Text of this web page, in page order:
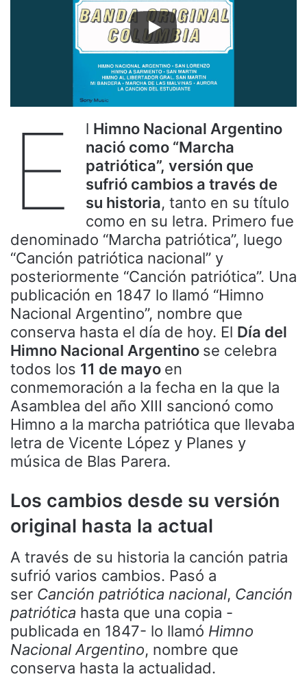
E l Himno Nacional Argentino
nació como “Marcha
patriótica”, versión que
sufrió cambios a través de
su historia, tanto en su título
como en su letra. Primero fue
denominado “Marcha patriótica”, luego
“Canción patriótica nacional” y
posteriormente “Canción patriótica”. Una
publicación en 1847 lo llamó “Himno
Nacional Argentino”, nombre que
conserva hasta el día de hoy. El Día del
Himno Nacional Argentino se celebra
todos los 11 de mayo en
conmemoración a la fecha en la que la
Asamblea del año XIII sancionó como
Himno a la marcha patriótica que llevaba
letra de Vicente López y Planes y
música de Blas Parera.
Los cambios desde su versión
original hasta la actual
A través de su historia la canción patria
sufrió varios cambios. Pasó a
ser Canción patriótica nacional, Canción
patriótica hasta que una copia -
publicada en 1847- lo llamó Himno
Nacional Argentino, nombre que
conserva hasta la actualidad.